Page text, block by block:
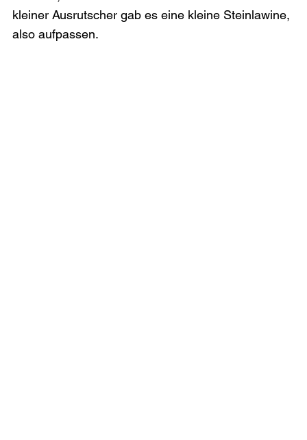
kleiner Ausrutscher gab es eine kleine Steinlawine,
also aufpassen.